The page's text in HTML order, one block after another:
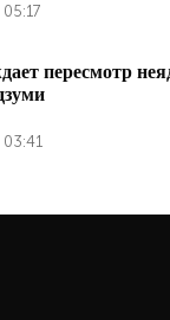
пересмотр